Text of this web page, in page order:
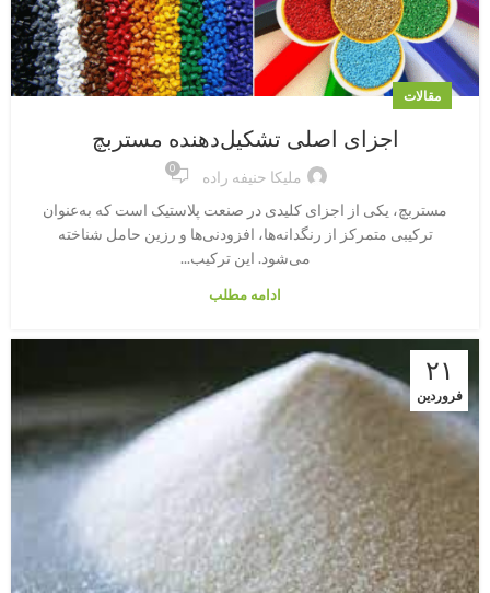
مقالات
اجزای اصلی تشکیل‌دهنده مستربچ
ملیکا حنیفه راده 0
مستربچ، یکی از اجزای کلیدی در صنعت پلاستیک است که به‌عنوان
ترکیبی متمرکز از رنگدانه‌ها، افزودنی‌ها و رزین حامل شناخته
می‌شود. این ترکیب...
ادامه مطلب
۲۱
فروردین